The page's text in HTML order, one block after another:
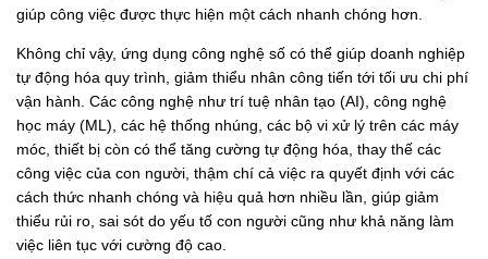
giúp công việc được thực hiện một cách nhanh chóng hơn.
Không chỉ vậy, ứng dụng công nghệ số có thể giúp doanh nghiệp
tự động hóa quy trình, giảm thiểu nhân công tiến tới tối ưu chi phí
vận hành. Các công nghệ như trí tuệ nhân tạo (AI), công nghệ
học máy (ML), các hệ thống nhúng, các bộ vi xử lý trên các máy
móc, thiết bị còn có thể tăng cường tự động hóa, thay thế các
công việc của con người, thậm chí cả việc ra quyết định với các
cách thức nhanh chóng và hiệu quả hơn nhiều lần, giúp giảm
thiểu rủi ro, sai sót do yếu tố con người cũng như khả năng làm
việc liên tục với cường độ cao.